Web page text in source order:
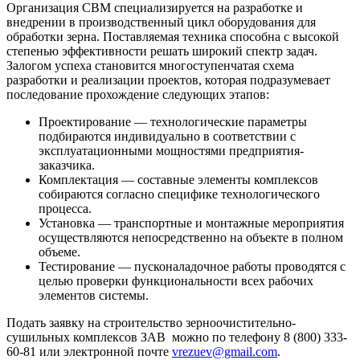
Организация СВМ специализируется на разработке и
внедрении в производственный цикл оборудования для
обработки зерна. Поставляемая техника способна с высокой
степенью эффективности решать широкий спектр задач.
Залогом успеха становится многоступенчатая схема
разработки и реализации проектов, которая подразумевает
последование прохождение следующих этапов:
Проектирование — технологические параметры
подбираются индивидуально в соответствии с
эксплуатационными мощностями предприятия-
заказчика.
Комплектация — составные элементы комплексов
собираются согласно специфике технологического
процесса.
Установка — транспортные и монтажные мероприятия
осуществляются непосредственно на объекте в полном
объеме.
Тестирование — пусконаладочное работы проводятся с
целью проверки функциональности всех рабочих
элементов системы.
Подать заявку на строительство зерноочистительно-
сушильных комплексов ЗАВ можно по телефону 8 (800) 333-
60-81 или электронной почте vrezuev@gmail.com.